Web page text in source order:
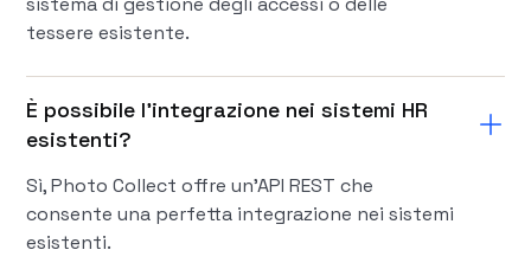
tessere esistente.
È possibile l'integrazione nei sistemi HR
esistenti?
Sì, Photo Collect offre un'API REST che
consente una perfetta integrazione nei sistemi
esistenti.